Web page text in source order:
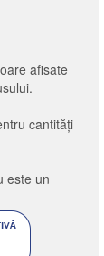
afisate
cantități
este un